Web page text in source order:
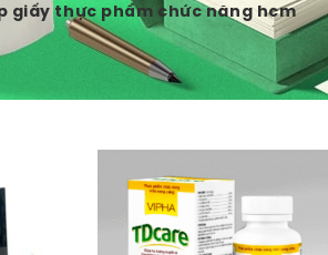
giấy thực phẩm chức năng hcm